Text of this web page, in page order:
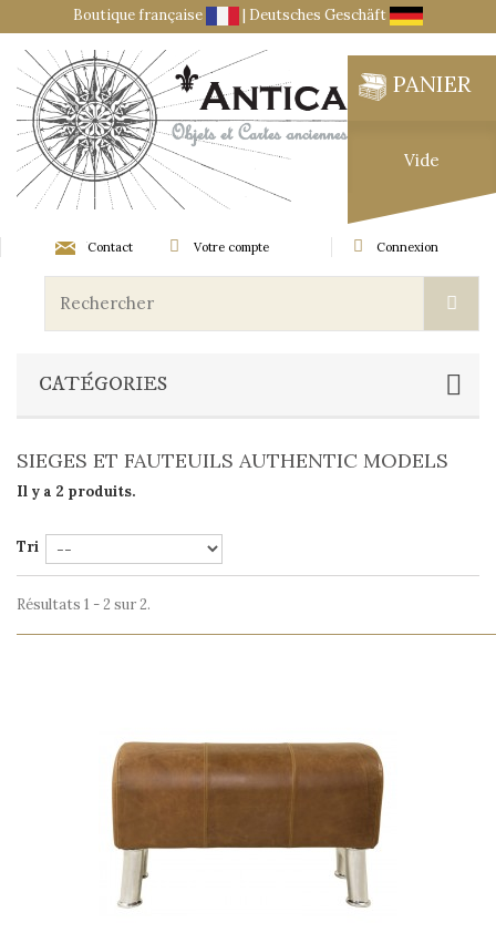
Boutique française | Deutsches Geschäft
PANIER
Vide
Connexion
Votre compte
Contact
CATÉGORIES
SIEGES ET FAUTEUILS AUTHENTIC MODELS
Il y a 2 produits.
Tri
Résultats 1 - 2 sur 2.